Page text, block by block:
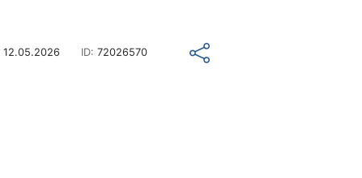
12.05.2026 ID: 72026570